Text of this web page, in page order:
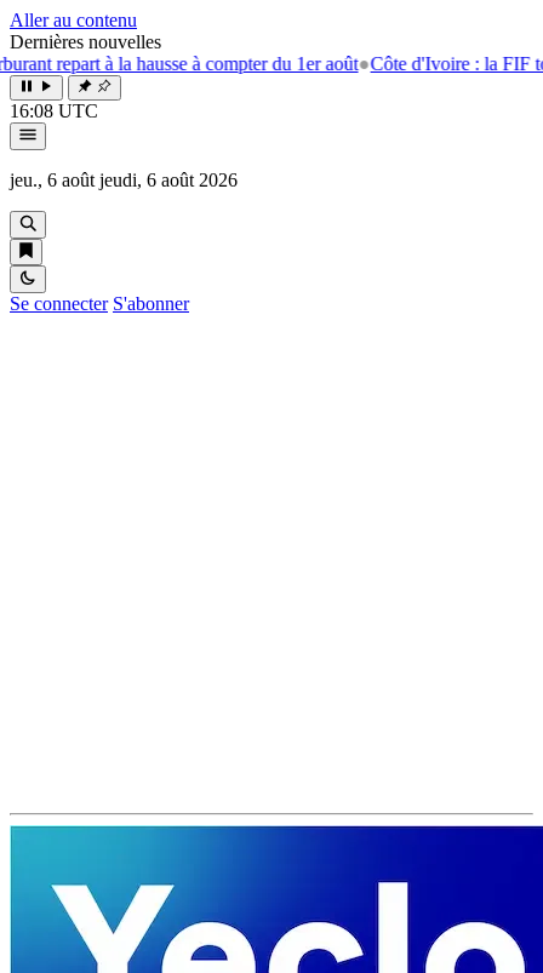
Aller au contenu
Dernières nouvelles
à la hausse à compter du 1er août●Côte d'Ivoire : la FIF tourne la
16:08 UTC
jeu., 6 août jeudi, 6 août 2026
Se connecter S'abonner